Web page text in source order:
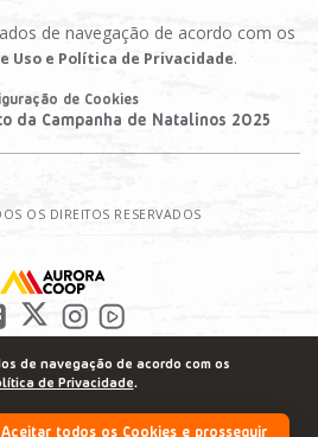
de navegação de acordo com os
Uso e Política de Privacidade.
de Cookies
da Campanha de Natalinos 2025
OS DIREITOS RESERVADOS
de navegação de acordo com os
de Privacidade.
Aceitar todos os Cookies e prosseguir